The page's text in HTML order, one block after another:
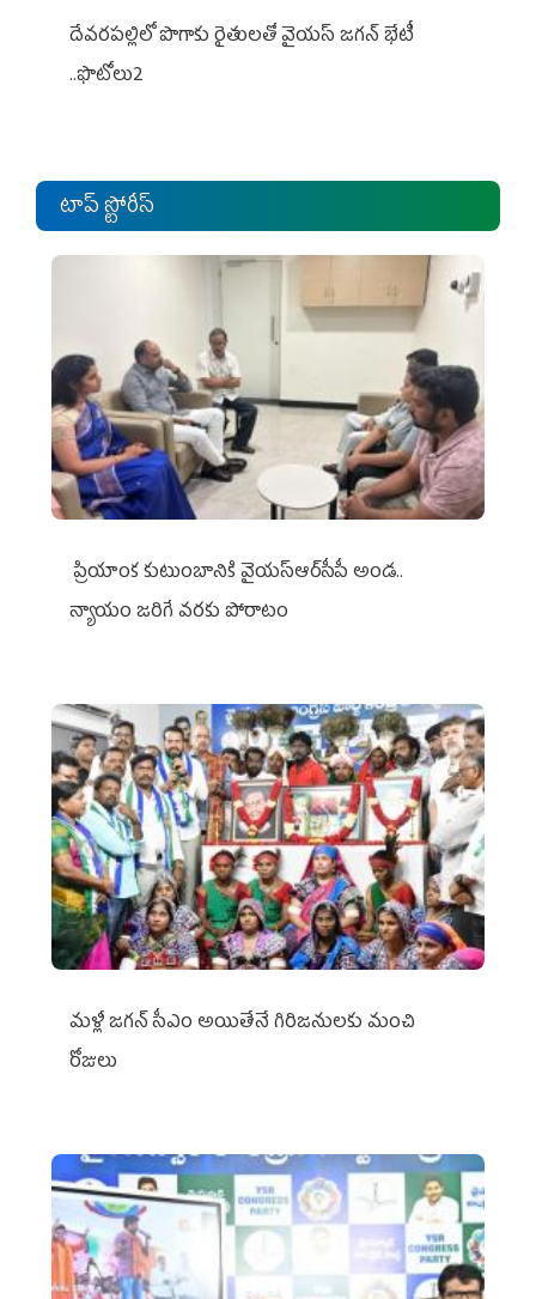
దేవరపల్లిలో పొగాకు రైతులతో వైయస్ జగన్ భేటీ
..ఫొటోలు2
టాప్ స్టోరీస్
ప్రియాంక కుటుంబానికి వైయ‌స్ఆర్‌సీపీ అండ..
న్యాయం జరిగే వరకు పోరాటం
మళ్లీ జగన్ సీఎం అయితేనే గిరిజనులకు మంచి
రోజులు